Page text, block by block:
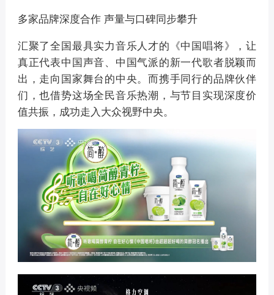
多家品牌深度合作 声量与口碑同步攀升
汇聚了全国最具实力音乐人才的《中国唱将》，让
真正代表中国声音、中国气派的新一代歌者脱颖而
出，走向国家舞台的中央。而携手同行的品牌伙伴
们，也借势这场全民音乐热潮，与节目实现深度价
值共振，成功走入大众视野中央。